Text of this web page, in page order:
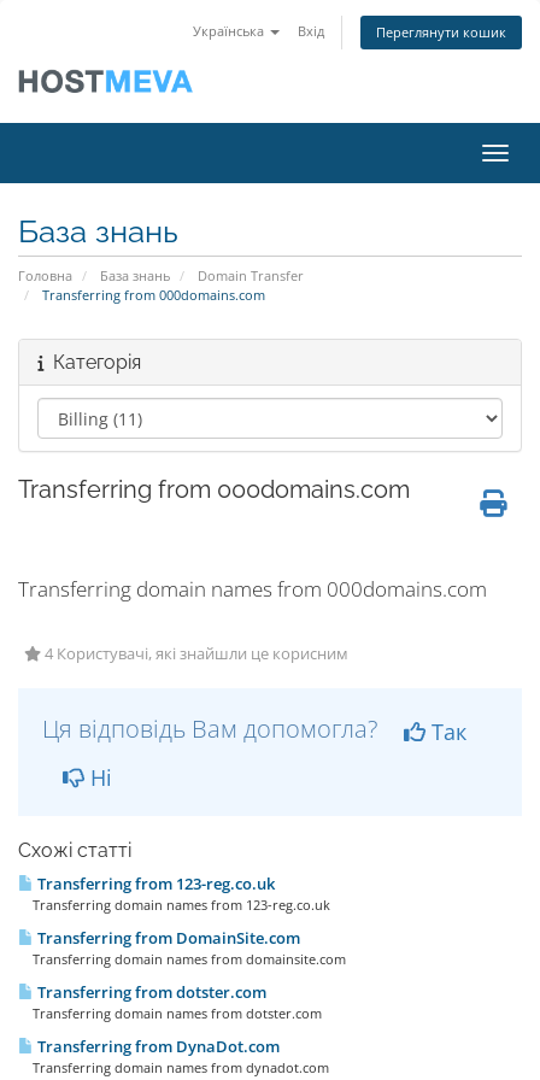
Українська Вхід Переглянути кошик
База знань
Головна База знань
Domain Transfer
Transferring from 000domains.com
Категорія
Transferring from 000domains.com
Transferring domain names from 000domains.com
4 Користувачі, які знайшли це корисним
Ця відповідь Вам допомогла?
Так
Ні
Схожі статті
Transferring from 123-reg.co.uk
Transferring domain names from 123-reg.co.uk
Transferring from DomainSite.com
Transferring domain names from domainsite.com
Transferring from dotster.com
Transferring domain names from dotster.com
Transferring from DynaDot.com
Transferring domain names from dynadot.com